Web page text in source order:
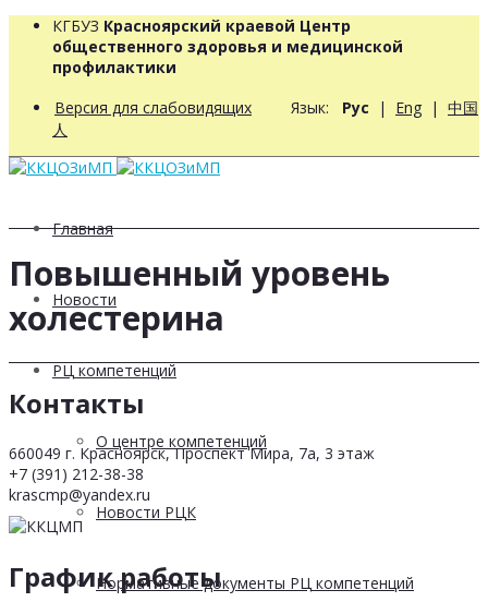
КГБУЗ Красноярский краевой Центр
общественного здоровья и медицинской
профилактики
Версия для слабовидящих Язык: Рус | Eng | 中国
人
Главная
Новости
РЦ компетенций
О центре компетенций
Новости РЦК
Нормативные документы РЦ компетенций
Повышенный уровень
холестерина
Контакты
660049 г. Красноярск, Проспект Мира, 7а, 3 этаж
+7 (391) 212-38-38
krascmp@yandex.ru
График работы